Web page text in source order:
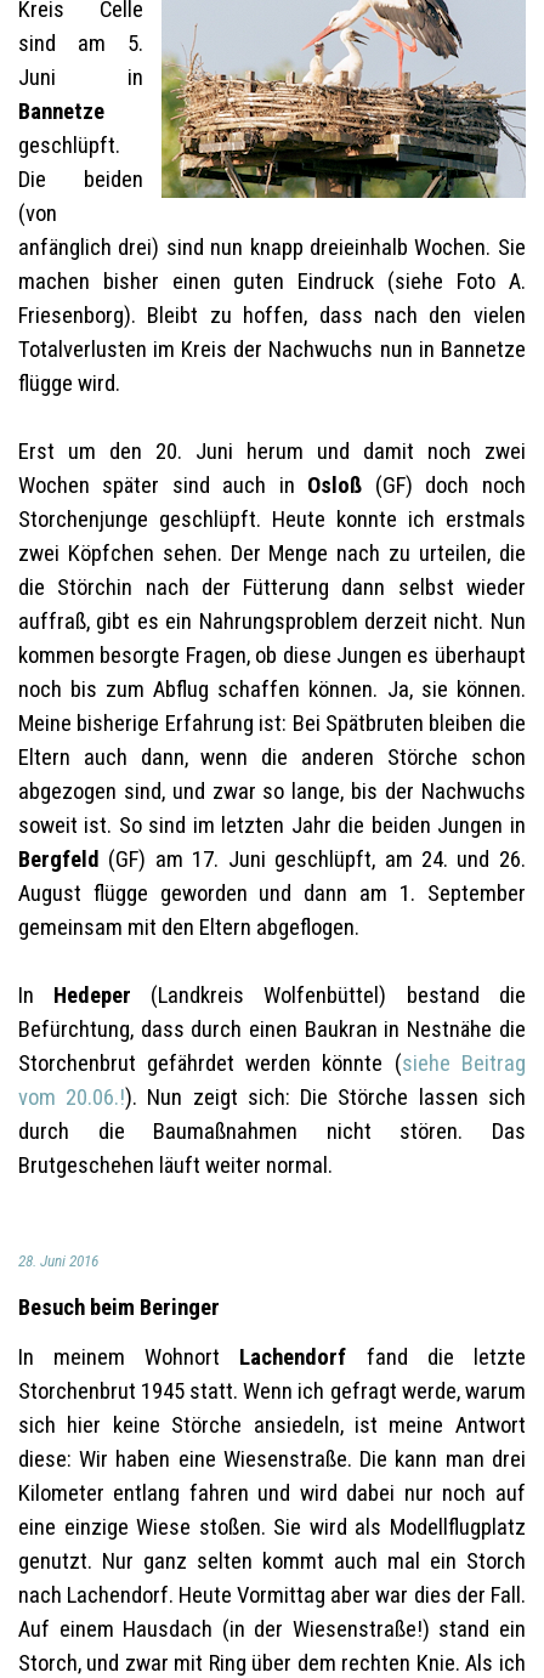
Kreis Celle
sind am 5.
Juni in
Bannetze
geschlüpft.
Die beiden
(von
anfänglich drei) sind nun knapp dreieinhalb Wochen. Sie
machen bisher einen guten Eindruck (siehe Foto A.
Friesenborg). Bleibt zu hoffen, dass nach den vielen
Totalverlusten im Kreis der Nachwuchs nun in Bannetze
flügge wird.
Erst um den 20. Juni herum und damit noch zwei
Wochen später sind auch in Osloß (GF) doch noch
Storchenjunge geschlüpft. Heute konnte ich erstmals
zwei Köpfchen sehen. Der Menge nach zu urteilen, die
die Störchin nach der Fütterung dann selbst wieder
auffraß, gibt es ein Nahrungsproblem derzeit nicht. Nun
kommen besorgte Fragen, ob diese Jungen es überhaupt
noch bis zum Abflug schaffen können. Ja, sie können.
Meine bisherige Erfahrung ist: Bei Spätbruten bleiben die
Eltern auch dann, wenn die anderen Störche schon
abgezogen sind, und zwar so lange, bis der Nachwuchs
soweit ist. So sind im letzten Jahr die beiden Jungen in
Bergfeld (GF) am 17. Juni geschlüpft, am 24. und 26.
August flügge geworden und dann am 1. September
gemeinsam mit den Eltern abgeflogen.
In Hedeper (Landkreis Wolfenbüttel) bestand die
Befürchtung, dass durch einen Baukran in Nestnähe die
Storchenbrut gefährdet werden könnte (siehe Beitrag
vom 20.06.!). Nun zeigt sich: Die Störche lassen sich
durch die Baumaßnahmen nicht stören. Das
Brutgeschehen läuft weiter normal.
28. Juni 2016
Besuch beim Beringer
In meinem Wohnort Lachendorf fand die letzte
Storchenbrut 1945 statt. Wenn ich gefragt werde, warum
sich hier keine Störche ansiedeln, ist meine Antwort
diese: Wir haben eine Wiesenstraße. Die kann man drei
Kilometer entlang fahren und wird dabei nur noch auf
eine einzige Wiese stoßen. Sie wird als Modellflugplatz
genutzt. Nur ganz selten kommt auch mal ein Storch
nach Lachendorf. Heute Vormittag aber war dies der Fall.
Auf einem Hausdach (in der Wiesenstraße!) stand ein
Storch, und zwar mit Ring über dem rechten Knie. Als ich